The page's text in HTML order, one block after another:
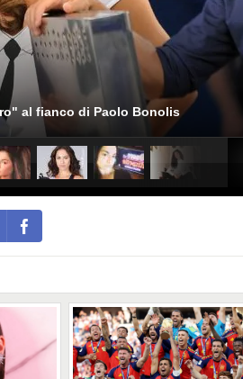
al fianco di Paolo Bonolis